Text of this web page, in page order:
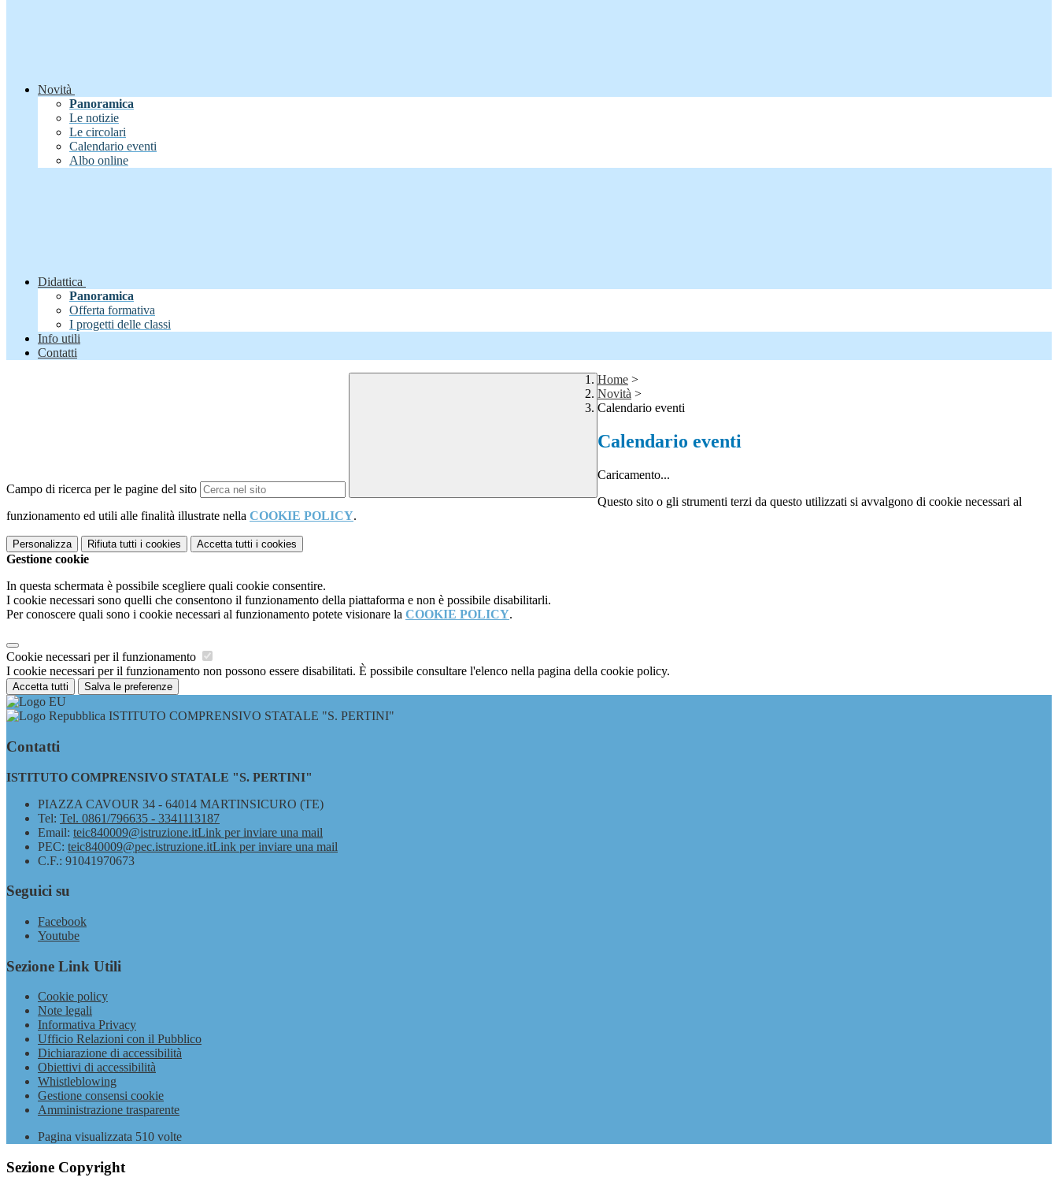
Novità
Panoramica
Le notizie
Le circolari
Calendario eventi
Albo online
Didattica
Panoramica
Offerta formativa
I progetti delle classi
Info utili
Contatti
Campo di ricerca per le pagine del sito
Home >
Novità >
Calendario eventi
Calendario eventi
Caricamento...
Questo sito o gli strumenti terzi da questo utilizzati si avvalgono di cookie necessari al
funzionamento ed utili alle finalità illustrate nella COOKIE POLICY.
Personalizza Rifiuta tutti i cookies Accetta tutti i cookies
Gestione cookie
In questa schermata è possibile scegliere quali cookie consentire.
I cookie necessari sono quelli che consentono il funzionamento della piattaforma e non è possibile disabilitarli.
Per conoscere quali sono i cookie necessari al funzionamento potete visionare la COOKIE POLICY.
Cookie necessari per il funzionamento
I cookie necessari per il funzionamento non possono essere disabilitati. È possibile consultare l'elenco nella pagina della cookie policy.
Accetta tutti Salva le preferenze
ISTITUTO COMPRENSIVO STATALE "S. PERTINI"
Contatti
ISTITUTO COMPRENSIVO STATALE "S. PERTINI"
PIAZZA CAVOUR 34 - 64014 MARTINSICURO (TE)
Tel: Tel. 0861/796635 - 3341113187
Email: teic840009@istruzione.itLink per inviare una mail
PEC: teic840009@pec.istruzione.itLink per inviare una mail
C.F.: 91041970673
Seguici su
Facebook
Youtube
Sezione Link Utili
Cookie policy
Note legali
Informativa Privacy
Ufficio Relazioni con il Pubblico
Dichiarazione di accessibilità
Obiettivi di accessibilità
Whistleblowing
Gestione consensi cookie
Amministrazione trasparente
Pagina visualizzata 510 volte
Sezione Copyright